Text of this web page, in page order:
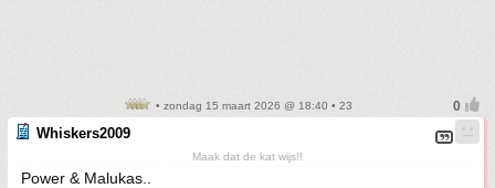
• zondag 15 maart 2026 @ 18:40 • 23
Whiskers2009
Maak dat de kat wijs!!
Power & Malukas..